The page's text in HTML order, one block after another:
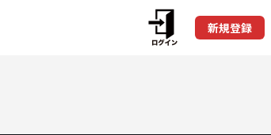
新規登録